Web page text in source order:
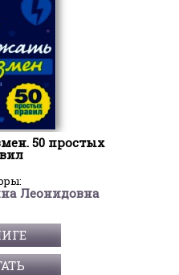
50 простых
Леонидовна